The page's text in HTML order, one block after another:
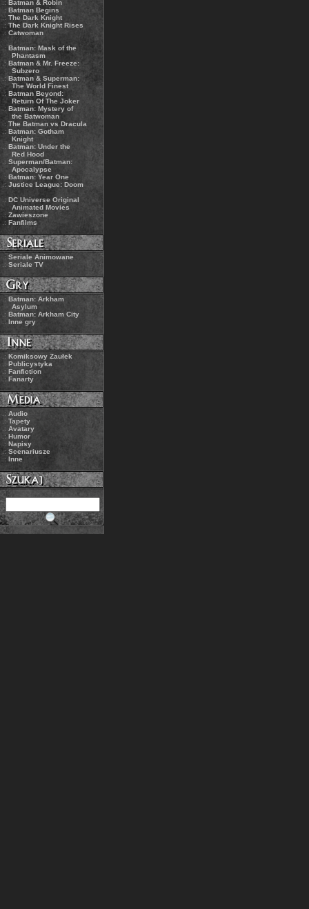
.: Batman & Robin
.: Batman Begins
.: The Dark Knight
.: The Dark Knight Rises
.: Catwoman
.:Batman: Mask of the
Phantasm
.: Batman & Mr. Freeze:
Subzero
.: Batman & Superman:
The World Finest
.: Batman Beyond:
Return Of The Joker
.: Batman: Mystery of
the Batwoman
.: The Batman vs Dracula
.: Batman: Gotham
Knight
.: Batman: Under the
Red Hood
.: Superman/Batman:
Apocalypse
.: Batman: Year One
.: Justice League: Doom
.: DC Universe Original
Animated Movies
.: Zawieszone
.: Fanfilms
.: Seriale Animowane
.: Seriale TV
.: Batman: Arkham
Asylum
.: Batman: Arkham City
.:Inne gry
.: Komiksowy Zaułek
.: Publicystyka
.: Fanfiction
.:Fanarty
.: Audio
.: Tapety
.: Avatary
.:Humor
.: Napisy
.: Scenariusze
.: Inne